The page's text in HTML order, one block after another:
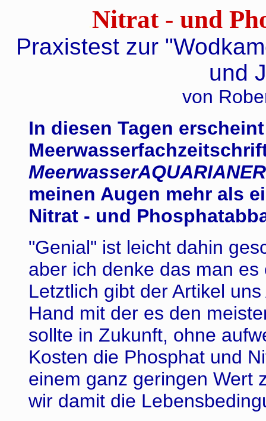
.Nitrat - und
Praxistest zur
und
von
In diesen Tagen
meinen Augen mehr als
Nitrat - und
"Genial" ist leicht dahin
aber ich denke das man
Letztlich gibt der Artikel
Hand mit der es den
sollte in Zukunft, ohne
Kosten die Phosphat und
einem ganz geringen Wert
wir damit die